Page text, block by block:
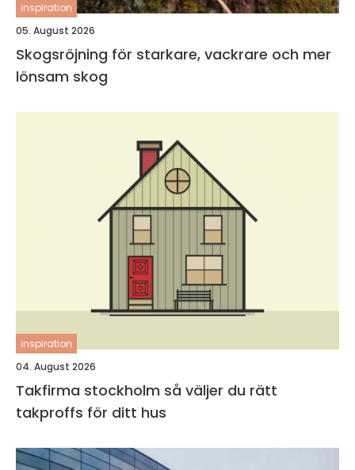
inspiration
05. August 2026
Skogsröjning för starkare, vackrare och mer
lönsam skog
inspiration
04. August 2026
Takfirma stockholm så väljer du rätt
takproffs för ditt hus